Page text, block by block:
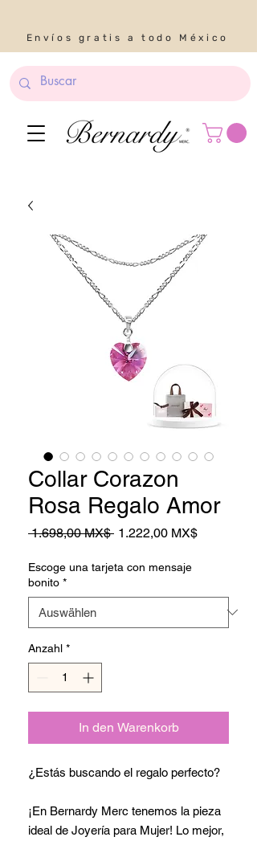
Envíos gratis a todo México
Collar Corazon
Rosa Regalo Amor
1.698,00 MX$ Standardpreis
1.222,00 MX$Sale-
Escoge una tarjeta con mensaje
bonito *
Anzahl *
In den Warenkorb
¿Estás buscando el regalo perfecto?
¡En Bernardy Merc tenemos la pieza
ideal de Joyería para Mujer! Lo mejor,